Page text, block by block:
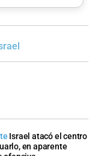
Israel atacó el centro
en aparente